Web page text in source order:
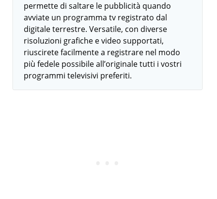
permette di saltare le pubblicità quando
avviate un programma tv registrato dal
digitale terrestre. Versatile, con diverse
risoluzioni grafiche e video supportati,
riuscirete facilmente a registrare nel modo
più fedele possibile all’originale tutti i vostri
programmi televisivi preferiti.